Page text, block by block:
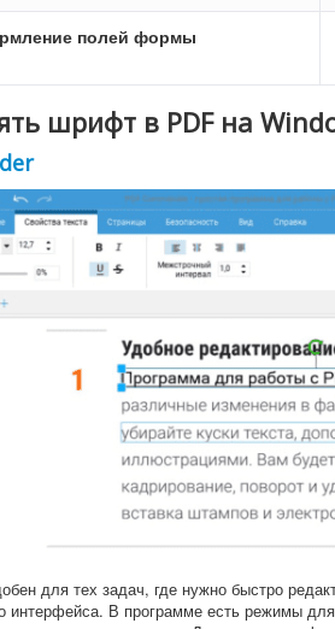
полей формы
шрифт в PDF на
для тех задач, где нужно быстро
интерфейса. В программе есть режимы